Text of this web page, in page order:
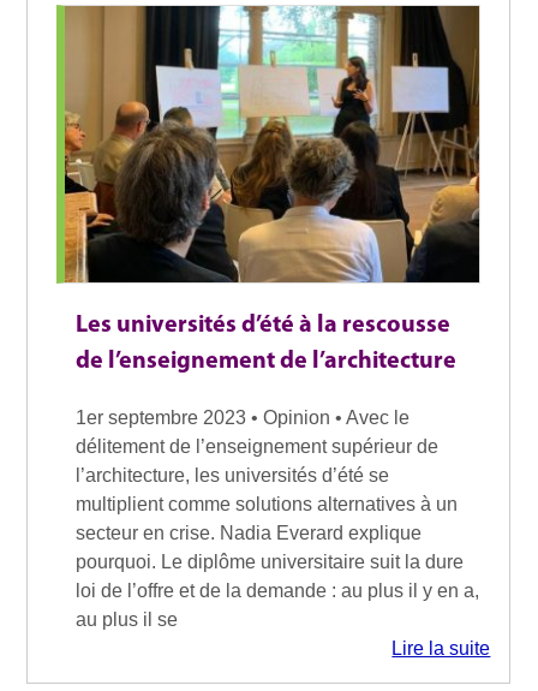
Les universités d’été à la rescousse
de l’enseignement de l’architecture
1er septembre 2023 • Opinion • Avec le
délitement de l’enseignement supérieur de
l’architecture, les universités d’été se
multiplient comme solutions alternatives à un
secteur en crise. Nadia Everard explique
pourquoi. Le diplôme universitaire suit la dure
loi de l’offre et de la demande : au plus il y en a,
au plus il se
Lire la suite